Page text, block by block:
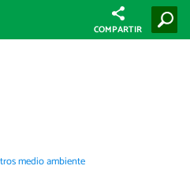
COMPARTIR
medio ambiente